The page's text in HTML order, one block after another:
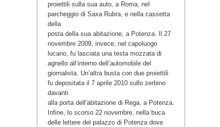
proiettili sulla sua auto, a Roma, nel
parcheggio di Saxa Rubra, e nella cassetta
della
posta della sua abitazione, a Potenza. Il 27
novembre 2009, invece, nel capoluogo
lucano, fu lasciata una testa mozzata di
agnello all’interno dell’automobile del
giornalista. Un’altra busta con due proiettili
fu depositata il 7 aprile 2010 sullo zerbino
davanti
alla porta dell’abitazione di Rega, a Potenza.
Infine, lo scorso 22 novembre, nella buca
delle lettere del palazzo di Potenza dove